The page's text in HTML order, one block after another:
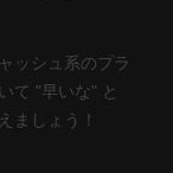
ッシュ系のプラ
て "早いな" と
ましょう！